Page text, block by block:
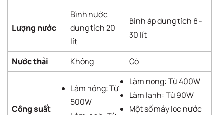
Lượng nước
Bình nước
dung tích 20
lít
Bình áp dung tích 8 -
30 lít
Nước thải Không Có
Công suất
Làm nóng: Từ
500W
Làm nóng: Từ 400W
Làm lạnh: Từ 90W
Một số máy lọc nước